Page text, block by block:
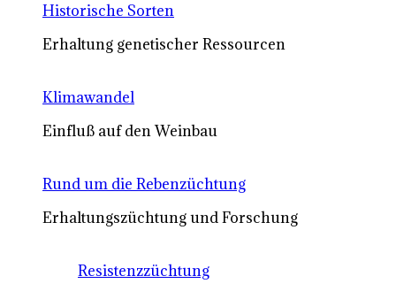
Historische Sorten
Erhaltung genetischer Ressourcen
Klimawandel
Einfluß auf den Weinbau
Rund um die Rebenzüchtung
Erhaltungszüchtung und Forschung
Resistenzzüchtung